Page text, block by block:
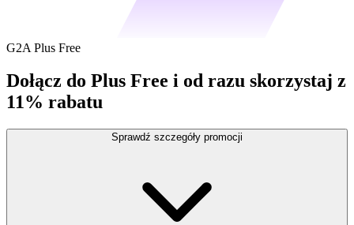
G2A Plus Free
Dołącz do Plus Free i od razu skorzystaj z
11% rabatu
Sprawdź szczegóły promocji